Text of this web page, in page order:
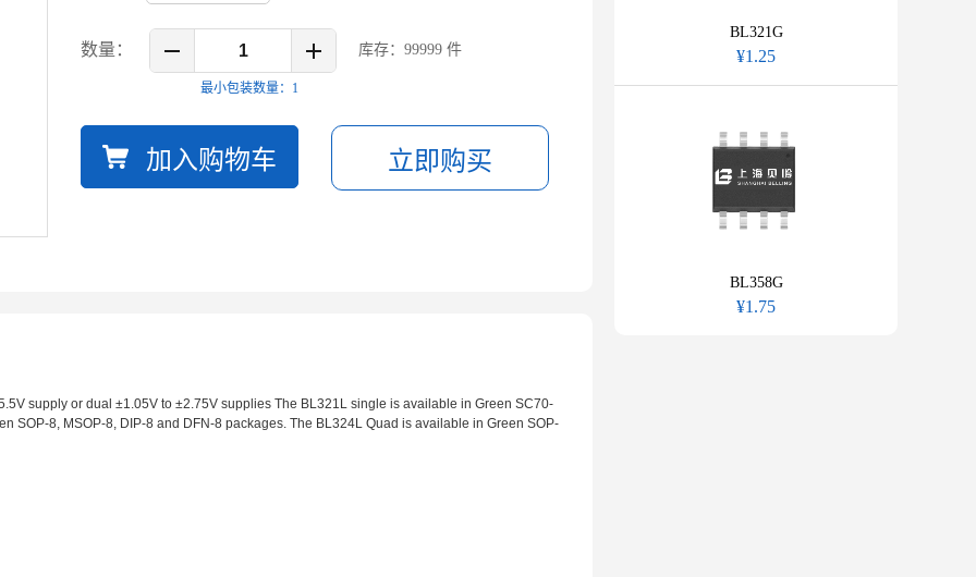
数量： 库存： 99999 件
最小包装数量： 1
supply or dual ±1.05V to ±2.75V supplies The BL321L single is available in Green SC70-
SOP-8, MSOP-8, DIP-8 and DFN-8 packages. The BL324L Quad is available in Green SOP-
BL321G
¥1.25
BL358G
¥1.75